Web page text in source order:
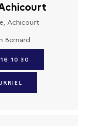
Achicourt
Bernard
10 30